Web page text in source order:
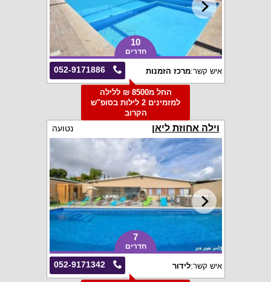
10
חדרים
052-9171886 איש קשר:מרכז הזמנות
החל מ8500 ₪ ללילה
למזמינים 2 לילות בסופ"ש
הקרוב
וילה אחוזת ליאן נטועה
7
חדרים
052-9171342 איש קשר:לידור